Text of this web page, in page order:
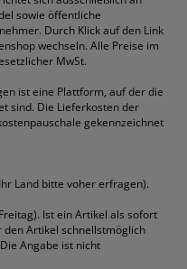
Tintenroller
Tintenpatronen
Toilettenpapier
Toner
Versandmaterial
Versandtaschen
Marken anzeigen
sowie öffentliche
Durch Klick auf den Link
wechseln. Alle Preise im
MwSt.
ist eine Plattform, auf der die
sind. Die Lieferkosten der
gekennzeichnet
Land bitte voher erfragen).
Ist ein Artikel als sofort
Artikel schnellstmöglich
Angabe ist nicht